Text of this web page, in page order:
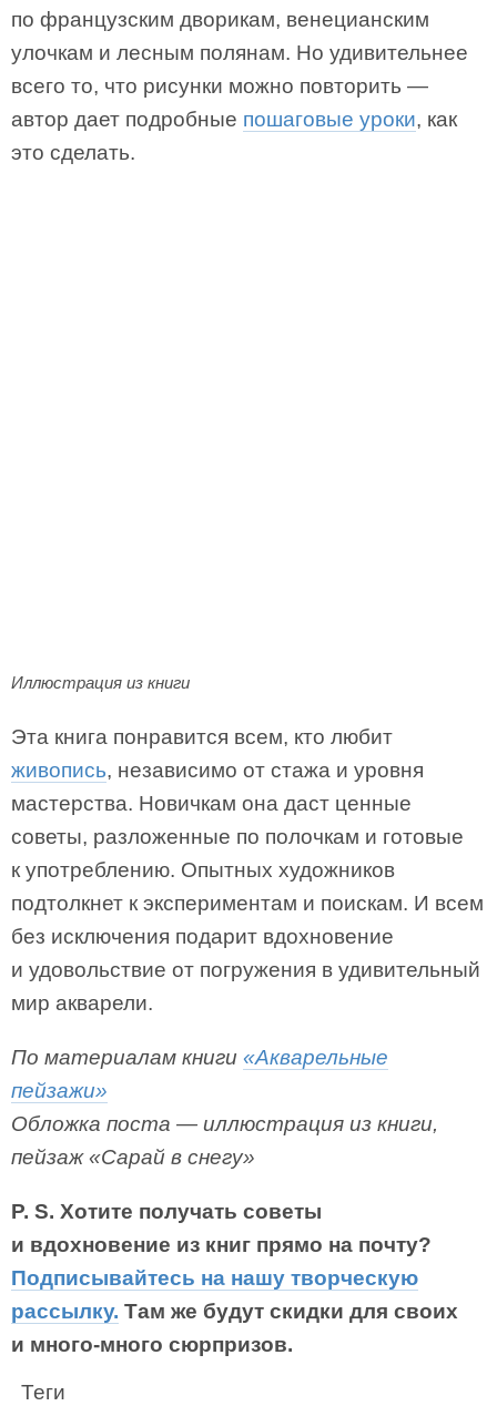
по французским дворикам, венецианским
улочкам и лесным полянам. Но удивительнее
всего то, что рисунки можно повторить —
автор дает подробные пошаговые уроки, как
это сделать.
Иллюстрация из книги
Эта книга понравится всем, кто любит
живопись, независимо от стажа и уровня
мастерства. Новичкам она даст ценные
советы, разложенные по полочкам и готовые
к употреблению. Опытных художников
подтолкнет к экспериментам и поискам. И всем
без исключения подарит вдохновение
и удовольствие от погружения в удивительный
мир акварели.
По материалам книги «Акварельные
пейзажи»
Обложка поста — иллюстрация из книги,
пейзаж «Сарай в снегу»
P. S. Хотите получать советы
и вдохновение из книг прямо на почту?
Подписывайтесь на нашу творческую
рассылку. Там же будут скидки для своих
и много-много сюрпризов.
Теги